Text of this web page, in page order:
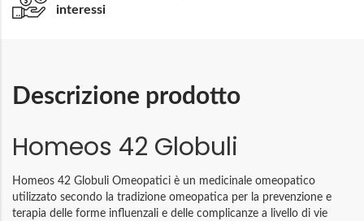
interessi
Descrizione prodotto
Homeos 42 Globuli
Homeos 42 Globuli Omeopatici è un medicinale omeopatico
utilizzato secondo la tradizione omeopatica per la prevenzione e
terapia delle forme influenzali e delle complicanze a livello di vie